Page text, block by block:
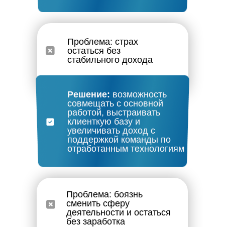
Проблема: боязнь
сменить сферу
деятельности и остаться
без заработка
Решение: возможность
совмещать с основной
работой, выстраивать
клиенткую базу и
увеличивать доход с
поддержкой команды по
отработанным технологиям
Проблема: страх
остаться без
стабильного дохода